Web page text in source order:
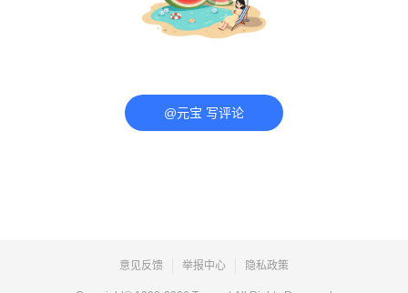
@元宝 写评论
意见反馈 举报中心 隐私政策